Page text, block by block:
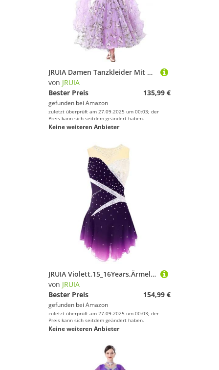
JRUIA Damen Tanzkleider Mit Stickereien Für Turniere Professionelles Walzer Foxtrott Tanzoutfit Exquisite Flamenco Tango Tanzbekleidung Toller Swingrock,Lila,L
von JRUIA
Bester Preis
135,99 €
gefunden bei Amazon
zuletzt überprüft am 27.09.2025 um 00:03; der
Preis kann sich seitdem geändert haben.
Keine weiteren Anbieter
JRUIA Violett,15_16Years,Ärmelloses Eiskunstlauf Wettkampf Kleid Für Mädchen Turnanzug Für Damen Performance Sportbekleidung Eislauf Tanzrock Für Teenager Farbverlauf
von JRUIA
Bester Preis
154,99 €
gefunden bei Amazon
zuletzt überprüft am 27.09.2025 um 00:03; der
Preis kann sich seitdem geändert haben.
Keine weiteren Anbieter